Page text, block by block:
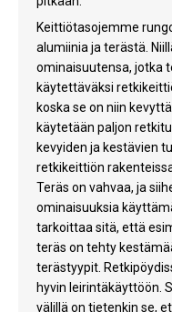
Keittiötasojemme
alumiinia ja terästä.
ominaisuutensa, jotka
käytettäväksi
koska se on niin
käytetään paljon
kevyiden ja kestävien
retkikeittiön
Teräs on vahvaa, ja
ominaisuuksia
tarkoittaa sitä, että
teräs on tehty
terästyypit.
hyvin leirintäkäyttöön.
välillä on tietenkin se,